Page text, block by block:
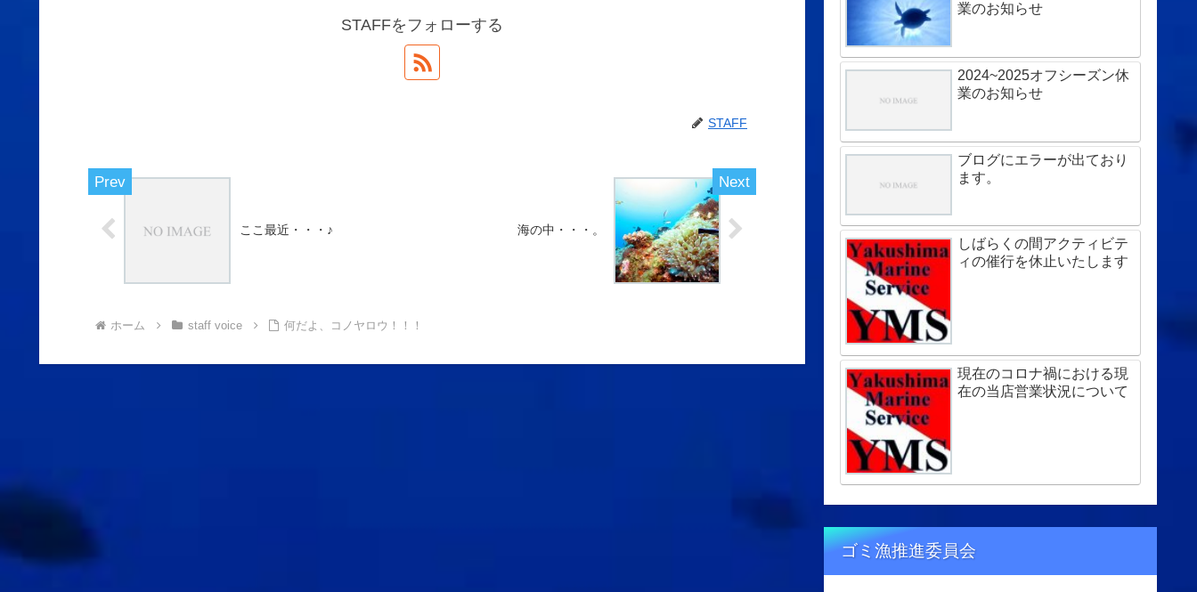
STAFFをフォローする
STAFF
ここ最近・・・♪ 海の中・・・。
ホーム staff voice 何だよ、コノヤロウ！！！
業のお知らせ
2024~2025オフシーズン休
業のお知らせ
ブログにエラーが出ており
ます。
しばらくの間アクティビテ
ィの催行を休止いたします
現在のコロナ禍における現
在の当店営業状況について
ゴミ漁推進委員会